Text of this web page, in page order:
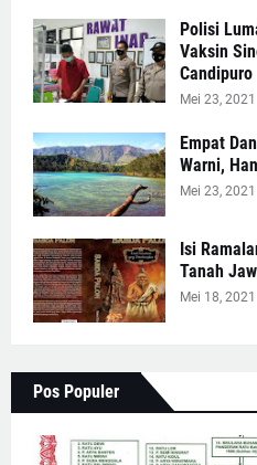
Polisi
Vaksin
Candipuro
Mei 23, 2021
Empat
Warni,
Mei 23, 2021
Isi
Tanah
Mei 18, 2021
Pos Populer